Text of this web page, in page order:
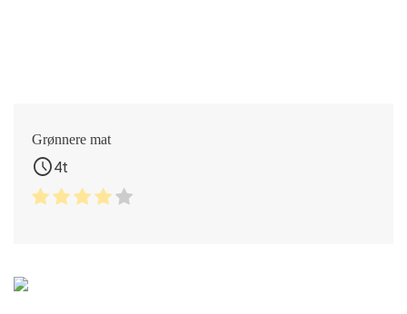
Grønnere mat
schedule4t